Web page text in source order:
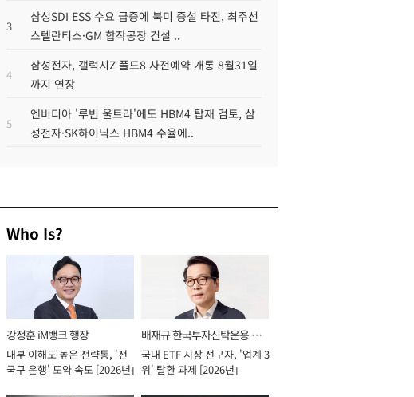
3
삼성SDI ESS 수요 급증에 북미 증설 타진, 최주선
스텔란티스·GM 합작공장 건설 ..
4
삼성전자, 갤럭시Z 폴드8 사전예약 개통 8월31일
까지 연장
5
엔비디아 '루빈 울트라'에도 HBM4 탑재 검토, 삼
성전자·SK하이닉스 HBM4 수율에..
Who Is?
강정훈 iM뱅크 행장
내부 이해도 높은 전략통, '전
국구 은행' 도약 속도 [2026년]
배재규 한국투자신탁운용 대
표이사 사장
국내 ETF 시장 선구자, '업계 3
위' 탈환 과제 [2026년]